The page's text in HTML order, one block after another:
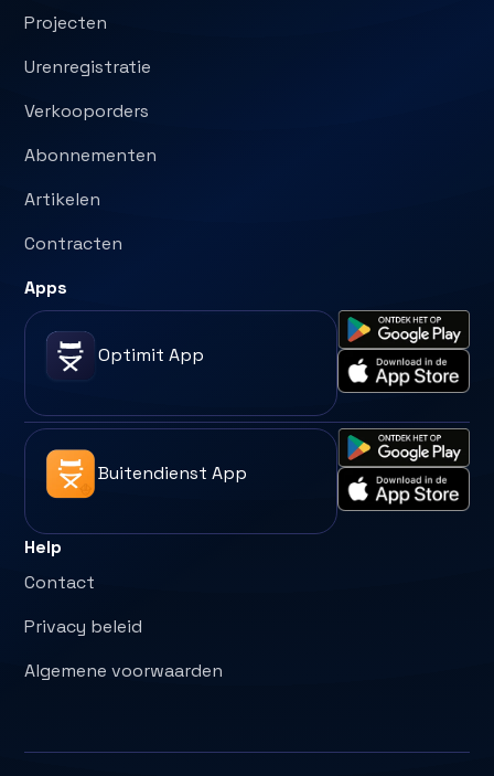
Projecten
Urenregistratie
Verkooporders
Abonnementen
Artikelen
Contracten
Apps
Optimit App
Buitendienst App
Help
Contact
Privacy beleid
Algemene voorwaarden